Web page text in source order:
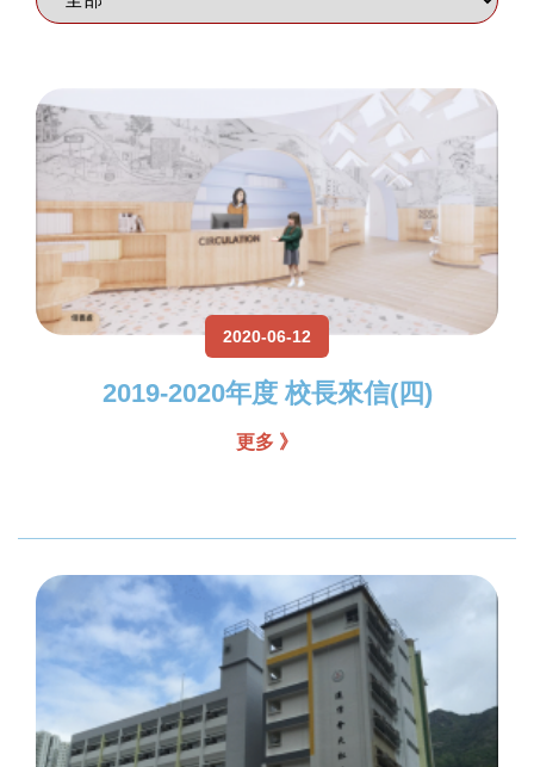
2020-06-12
2019-2020年度 校長來信(四)
更多 》